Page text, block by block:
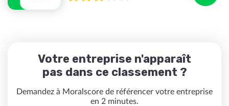
Votre entreprise n'apparaît
pas dans ce classement ?
Demandez à Moralscore de référencer votre entreprise
en 2 minutes.